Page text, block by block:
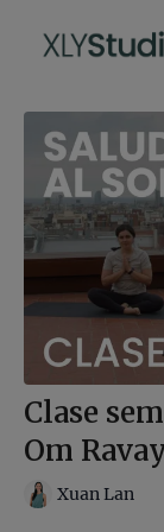
Clase
Om
Xuan Lan